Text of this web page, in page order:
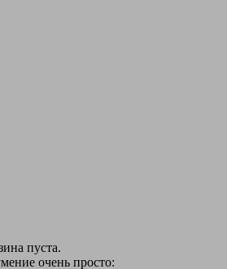
пуста.
очень просто: